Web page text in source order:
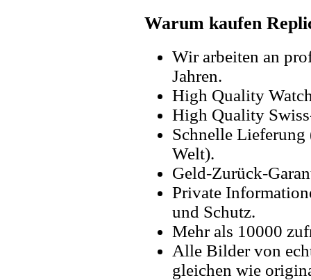
Warum kaufen
Wir arbeiten an
Jahren.
High Quality
High Quality
Schnelle Lieferung
Welt).
Geld-Zurück-
Private
und Schutz.
Mehr als 10000
Alle Bilder von
gleichen wie